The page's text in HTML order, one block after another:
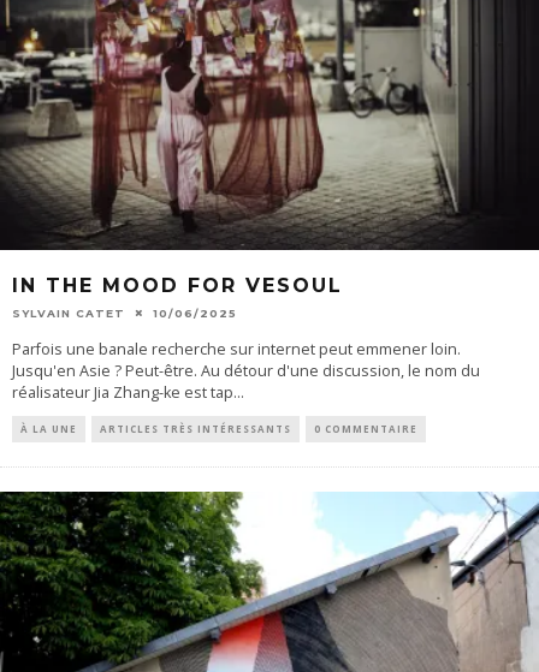
IN THE MOOD FOR VESOUL
SYLVAIN CATET 10/06/2025
Parfois une banale recherche sur internet peut emmener loin.
Jusqu'en Asie ? Peut-être. Au détour d'une discussion, le nom du
réalisateur Jia Zhang-ke est tap...
À LA UNE ARTICLES TRÈS INTÉRESSANTS 0 COMMENTAIRE